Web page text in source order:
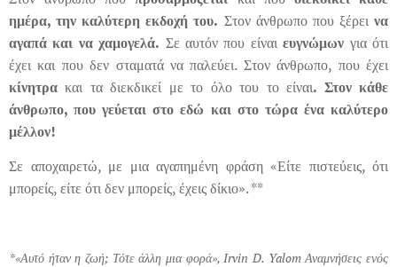
ημέρα, την καλύτερη εκδοχή του. Στον άνθρωπο που ξέρεινα
αγαπά και να χαμογελά. Σε αυτόν που είναιευγνώμων για ότι
έχει και που δεν σταματά να παλεύει. Στον άνθρωπο, που έχει
κίνητρακαι τα διεκδικεί με το όλο του το είναι. Στον κάθε
άνθρωπο, που γεύεται στο εδώ και στο τώρα ένα καλύτερο
μέλλον!
Σε αποχαιρετώ, με μια αγαπημένη φράση «Είτε πιστεύεις, ότι
μπορείς, είτε ότι δεν μπορείς, έχεις δίκιο». **
*«Αυτό ήταν η ζωή; Τότε άλλη μια φορά», Irvin D. Yalom Αναμνήσεις ενός